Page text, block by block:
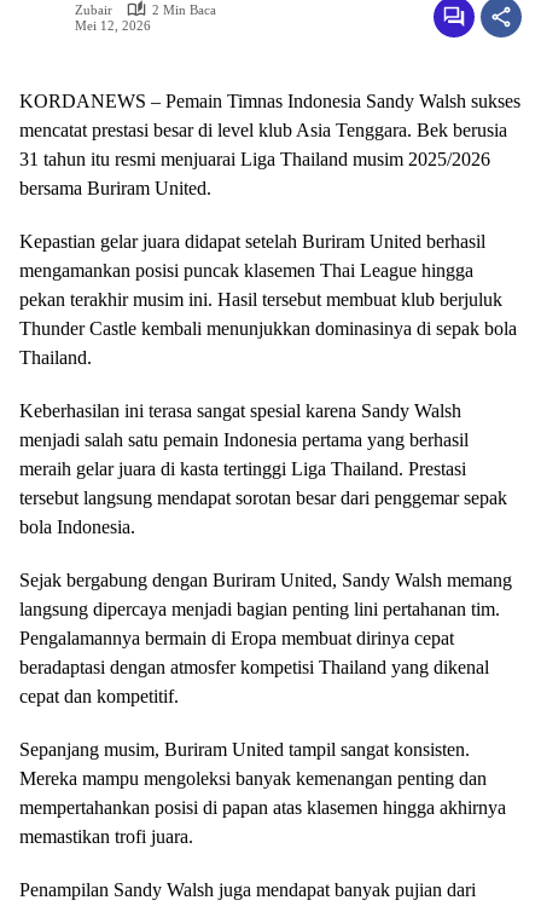
Zubair
2 Min Baca
Mei 12, 2026
KORDANEWS – Pemain Timnas Indonesia Sandy Walsh sukses
mencatat prestasi besar di level klub Asia Tenggara. Bek berusia
31 tahun itu resmi menjuarai Liga Thailand musim 2025/2026
bersama Buriram United.
Kepastian gelar juara didapat setelah Buriram United berhasil
mengamankan posisi puncak klasemen Thai League hingga
pekan terakhir musim ini. Hasil tersebut membuat klub berjuluk
Thunder Castle kembali menunjukkan dominasinya di sepak bola
Thailand.
Keberhasilan ini terasa sangat spesial karena Sandy Walsh
menjadi salah satu pemain Indonesia pertama yang berhasil
meraih gelar juara di kasta tertinggi Liga Thailand. Prestasi
tersebut langsung mendapat sorotan besar dari penggemar sepak
bola Indonesia.
Sejak bergabung dengan Buriram United, Sandy Walsh memang
langsung dipercaya menjadi bagian penting lini pertahanan tim.
Pengalamannya bermain di Eropa membuat dirinya cepat
beradaptasi dengan atmosfer kompetisi Thailand yang dikenal
cepat dan kompetitif.
Sepanjang musim, Buriram United tampil sangat konsisten.
Mereka mampu mengoleksi banyak kemenangan penting dan
mempertahankan posisi di papan atas klasemen hingga akhirnya
memastikan trofi juara.
Penampilan Sandy Walsh juga mendapat banyak pujian dari